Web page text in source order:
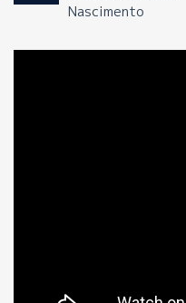
Nascimento